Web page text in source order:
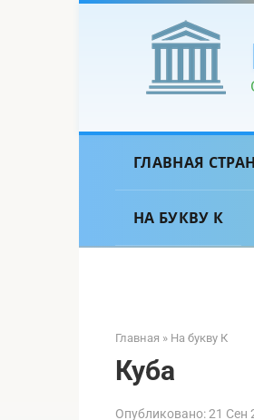
ГЛАВНАЯ
НА БУКВУ К
Главная » На букву К
Куба
Опубликовано:21 Сен